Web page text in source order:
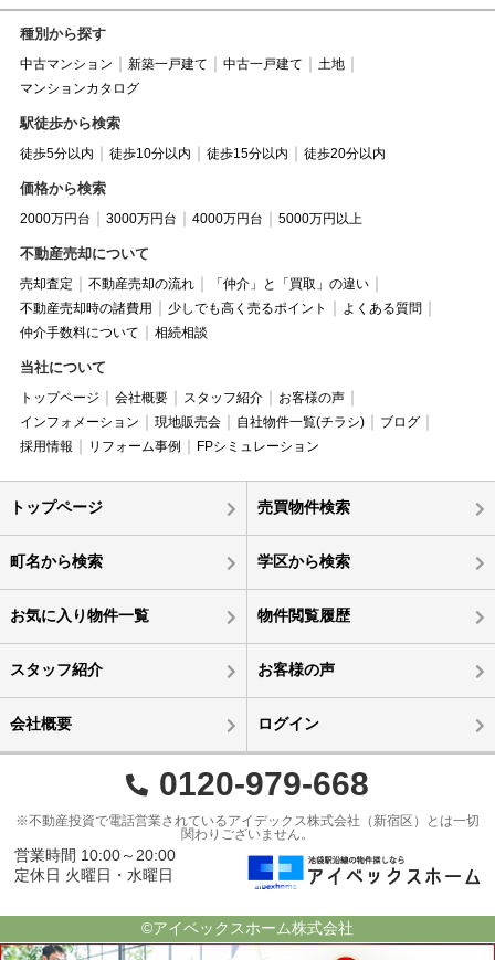
種別から探す
中古マンション 新築一戸建て 中古一戸建て
土地
マンションカタログ
駅徒歩から検索
徒歩5分以内 徒歩10分以内 徒歩15分以内 徒歩20分以内
価格から検索
2000万円台 3000万円台 4000万円台 5000万円以上
不動産売却について
売却査定 不動産売却の流れ
「仲介」と「買取」の違い
不動産売却時の諸費用
少しでも高く売るポイント
よくある質問
仲介手数料について
相続相談
当社について
トップページ 会社概要 スタッフ紹介
お客様の声
インフォメーション
現地販売会 自社物件一覧(チラシ)
ブログ
採用情報
リフォーム事例 FPシミュレーション
トップページ 売買物件検索
町名から検索 学区から検索
お気に入り物件一覧 物件閲覧履歴
スタッフ紹介 お客様の声
会社概要 ログイン
0120-979-668
※不動産投資で電話営業されているアイデックス株式会社（新宿区）とは一切
関わりございません。
営業時間 10:00～20:00
定休日 火曜日・水曜日
©アイベックスホーム株式会社